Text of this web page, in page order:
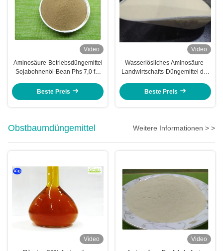
Video
Aminosäure-Betriebsdüngemittel
Sojabohnenöl-Bean Phs 7,0 für
Beste Preis
Video
Wasserlösliches Aminosäure-
Landwirtschafts-Düngemittel der
Beste Preis
Obstbaumdüngemittel Weitere Informationen > >
Video
Video